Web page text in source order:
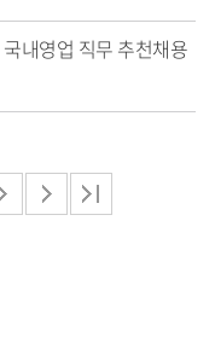
내영업 직무 추천채용